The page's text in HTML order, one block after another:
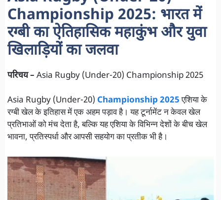
Championship 2025: भारत में
रग्बी का ऐतिहासिक महाकुंभ और युवा
खिलाड़ियों का जलवा
परिचय – Asia Rugby (Under-20) Championship 2025
Asia Rugby (Under-20) Championship 2025एशिया के
रग्बी खेल के इतिहास में एक अहम पड़ाव है। यह टूर्नामेंट न केवल खेल
प्रतिभाओं को मंच देता है, बल्कि यह एशिया के विभिन्न देशों के बीच खेल
भावना, प्रतिस्पर्धा और आपसी सहयोग का प्रतीक भी है।